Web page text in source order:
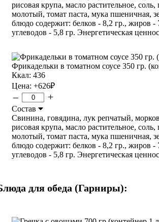
рисовая крупа, масло растительное,
молотый, томат паста, мука пшеничная,
блюдо содержит: белков - 8,2 гр., жиров -
углеводов - 5,8 гр. Энергетическая
Фрикадельки в томатном соусе 350 гр.
Ккал: 436
Цена: +626₽
– +
Состав
Свинина, говядина, лук репчатый,
рисовая крупа, масло растительное,
молотый, томат паста, мука пшеничная,
блюдо содержит: белков - 8,2 гр., жиров -
углеводов - 5,8 гр. Энергетическая
для обеда (Гарниры):